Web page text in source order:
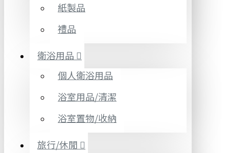
紙製品
禮品
衛浴用品
個人衛浴用品
浴室用品/清潔
浴室置物/收納
旅行/休閒